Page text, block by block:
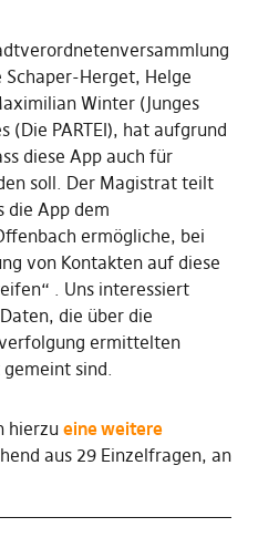
Herget, Helge
Winter (Junges
(Die PARTEI), hat aufgrund
diese App auch für
soll. Der Magistrat teilt
die App dem
ermögliche, bei
von Kontakten auf diese
. Uns interessiert
die über die
ermittelten
sind.
hierzu eine weitere
aus 29 Einzelfragen, an